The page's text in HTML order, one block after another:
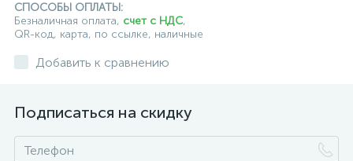
СПОСОБЫ ОПЛАТЫ:
Безналичная оплата, счет с НДС,
QR-код, карта, по ссылке, наличные
Добавить к сравнению
Подписаться на скидку